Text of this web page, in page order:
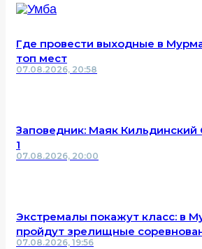
Где провести выходные в
топ мест
07.08.2026, 20:58
Заповедник: Маяк Кильдинский
1
07.08.2026, 20:00
Экстремалы покажут класс: в
пройдут зрелищные
07.08.2026, 19:56